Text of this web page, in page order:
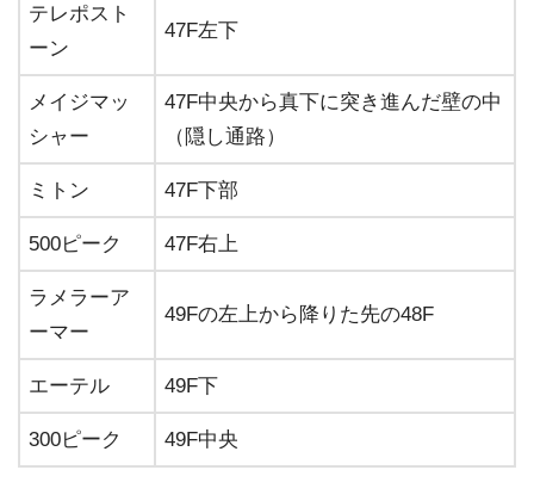
テレポスト
ーン
47F左下
メイジマッ
シャー
47F中央から真下に突き進んだ壁の中
（隠し通路）
ミトン 47F下部
500ピーク 47F右上
ラメラーア
ーマー
49Fの左上から降りた先の48F
エーテル 49F下
300ピーク 49F中央